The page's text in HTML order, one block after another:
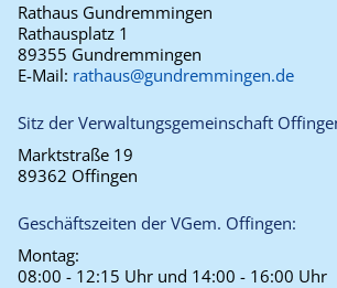
Rathaus Gundremmingen
Rathausplatz 1
89355 Gundremmingen
E-Mail: rathaus@gundremmingen.de
Sitz der Verwaltungsgemeinschaft
Marktstraße 19
89362 Offingen
Geschäftszeiten der VGem. Offingen:
Montag:
08:00 - 12:15 Uhr und 14:00 - 16:00 Uhr